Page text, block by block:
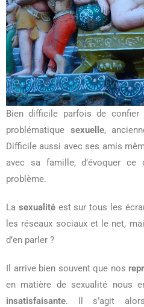
Bien difficile parfois de
problématique sexuelle,
Difficile aussi avec ses amis
avec sa famille, d’évoquer
problème.
La sexualitéest sur tous les
les réseaux sociaux et le net,
d’en parler ?
Il arrive bien souvent que nos
en matière de sexualité nous
insatisfaisante. Il s’agit